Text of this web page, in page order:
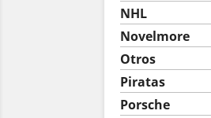
NHL
Novelmore
Otros
Piratas
Porsche